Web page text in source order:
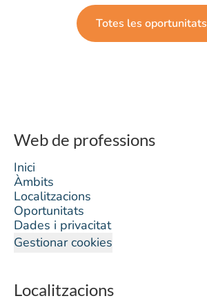
Totes les oportunitats
Web de professions
Inici
Àmbits
Localitzacions
Oportunitats
Dades i privacitat
Gestionar cookies
Localitzacions